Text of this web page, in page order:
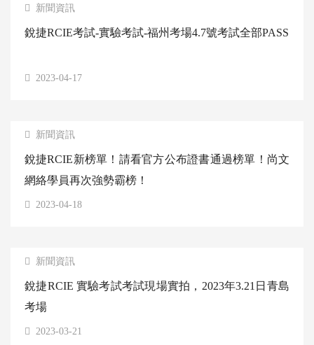
新聞資訊
銳捷RCIE考試-實驗考試-福州考場4.7號考試全部PASS
2023-04-17
新聞資訊
銳捷RCIE新榜單！請看官方公布證書通過榜單！尚文
網絡學員再次強勢霸榜！
2023-04-18
新聞資訊
銳捷RCIE 實驗考試考試現場實拍，2023年3.21日青島
考場
2023-03-21